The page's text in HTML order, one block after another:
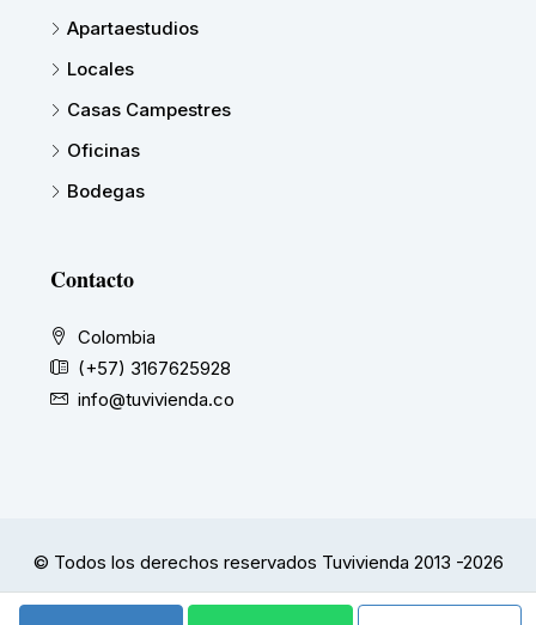
Apartaestudios
Locales
Casas Campestres
Oficinas
Bodegas
Contacto
Colombia
(+57) 3167625928
info@tuvivienda.co
© Todos los derechos reservados Tuvivienda 2013 -2026